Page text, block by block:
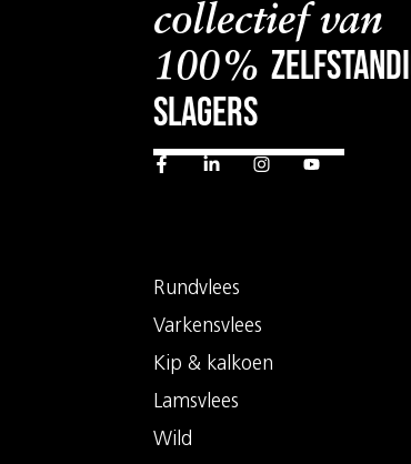
collectief van
100%
slagers
Rundvlees
Varkensvlees
Kip & kalkoen
Lamsvlees
Wild